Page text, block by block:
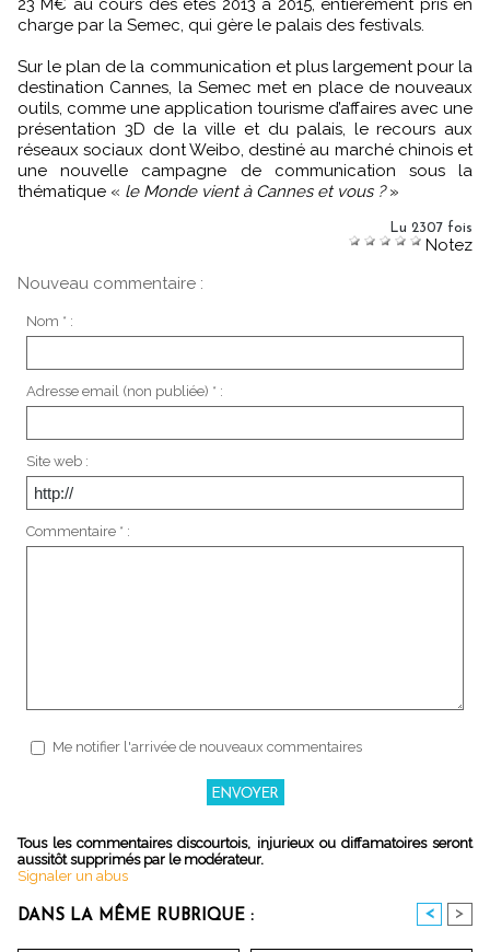
charge par la Semec, qui gère le palais des festivals.
Sur le plan de la communication et plus largement pour la
destination Cannes, la Semec met en place de nouveaux
outils, comme une application tourisme d’affaires avec une
présentation 3D de la ville et du palais, le recours aux
réseaux sociaux dont Weibo, destiné au marché chinois et
une nouvelle campagne de communication sous la
thématique « le Monde vient à Cannes et vous ?»
Lu 2307 fois
Notez
Nouveau commentaire :
Nom * :
Adresse email (non publiée) * :
Site web :
Commentaire * :
Me notifier l'arrivée de nouveaux commentaires
Tous les commentaires discourtois, injurieux ou diffamatoires seront
aussitôt supprimés par le modérateur.
Signaler un abus
DANS LA MÊME RUBRIQUE : < >